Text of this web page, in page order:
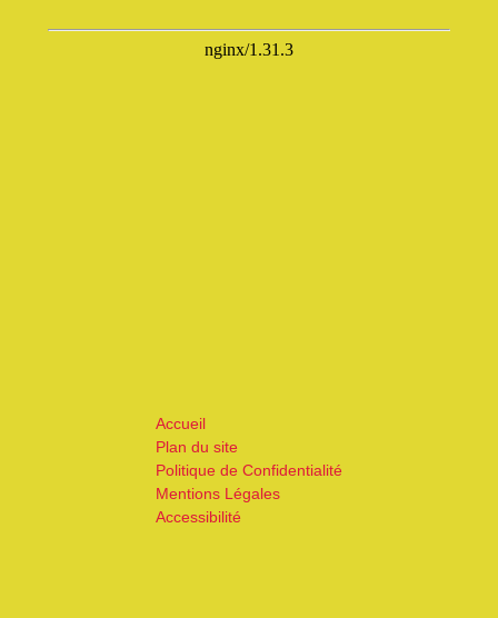
Accueil
Plan du site
Politique de Confidentialité
Mentions Légales
Accessibilité